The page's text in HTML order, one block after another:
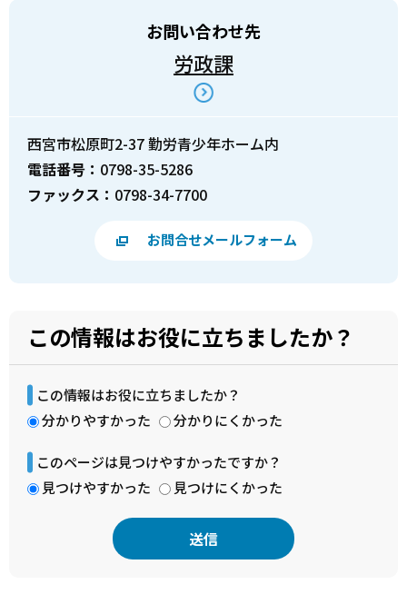
お問い合わせ先
労政課
西宮市松原町2-37 勤労青少年ホーム内
電話番号： 0798-35-5286
ファックス： 0798-34-7700
お問合せメールフォーム
この情報はお役に立ちましたか？
この情報はお役に立ちましたか？
分かりやすかった
分かりにくかった
このページは見つけやすかったですか？
見つけやすかった
見つけにくかった